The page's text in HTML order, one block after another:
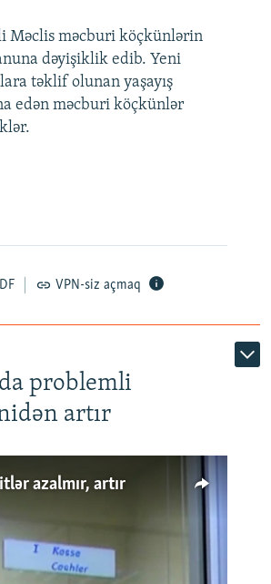
240p 360p 480p
720p 1080p
360p
480p
720p
Məclis məcburi köçkünlərin
dəyişiklik edib. Yeni
təklif olunan yaşayış
edən məcburi köçkünlər
VPN-siz açmaq
problemli
artır
azalmır, artır